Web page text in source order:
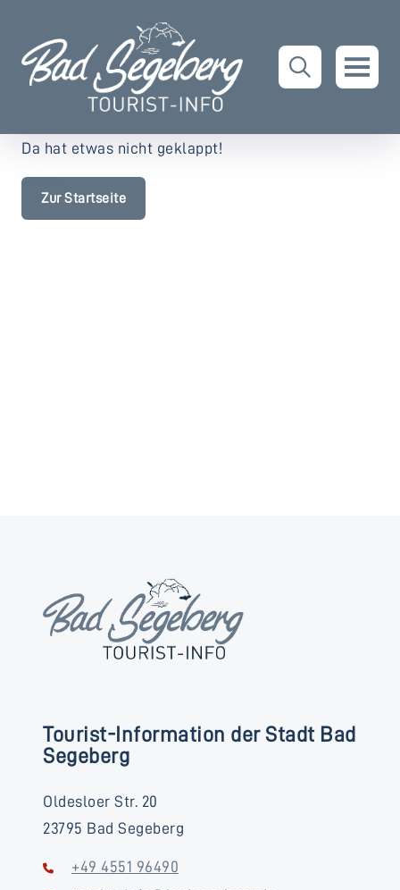
Da hat etwas nicht geklappt!
Zur Startseite
Tourist-Information der Stadt Bad
Segeberg
Oldesloer Str. 20
23795 Bad Segeberg
+49 4551 96490